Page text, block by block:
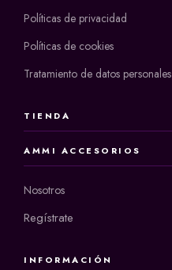
Políticas de privacidad
Políticas de cookies
Tratamiento de datos personales
TIENDA
AMMI ACCESORIOS
Nosotros
Regístrate
INFORMACIÓN